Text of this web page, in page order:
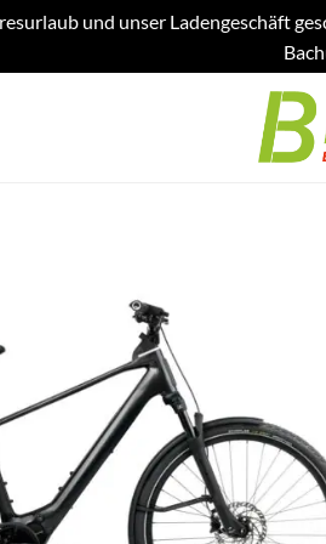
und unser Ladengeschäft